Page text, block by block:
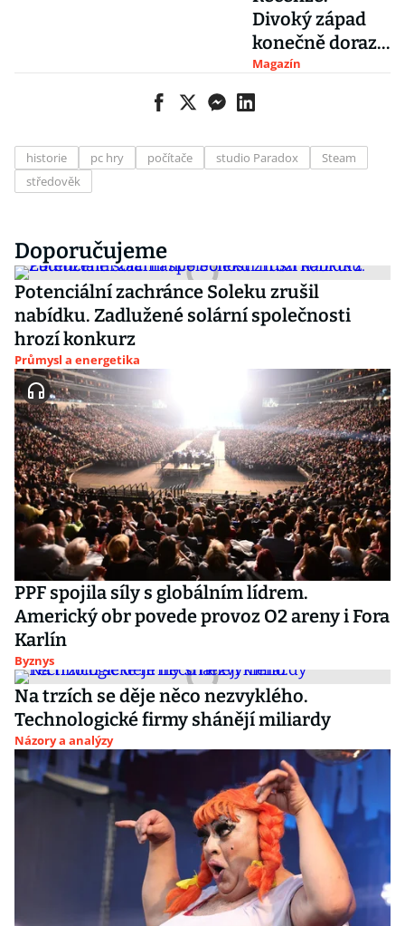
Divoký západ
konečně dorazil
na PC, celkový
dojem kazí
grafická
Magazín
historie pc hry počítače studio Paradox
Steam
středověk
Doporučujeme
Potenciální zachránce Soleku zrušil
nabídku. Zadlužené solární společnosti
hrozí konkurz
Průmysl a energetika
PPF spojila síly s globálním lídrem.
Americký obr povede provoz O2 areny i Fora
Karlín
Byznys
Na trzích se děje něco nezvyklého.
Technologické firmy shánějí miliardy
Názory a analýzy